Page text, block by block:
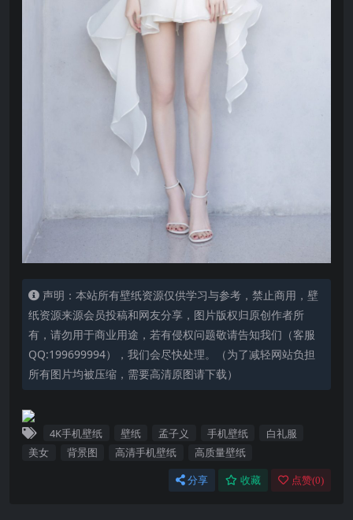
声明：本站所有壁纸资源仅供学习与参考，禁止商用，壁
纸资源来源会员投稿和网友分享，图片版权归原创作者所
有，请勿用于商业用途，若有侵权问题敬请告知我们（客服
QQ:199699994），我们会尽快处理。（为了减轻网站负担
所有图片均被压缩，需要高清原图请下载）
4K手机壁纸 壁纸 孟子义 手机壁纸
白礼服
美女
背景图 高清手机壁纸 高质量壁纸
分享 收藏 点赞(0)